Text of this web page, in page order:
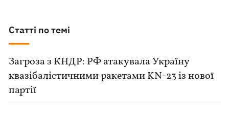
Статті по темі
Загроза з КНДР: РФ атакувала Україну
квазібалістичними ракетами KN-23 із нової
партії